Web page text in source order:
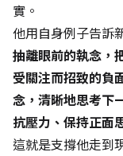
實。
他用自身例子告訴
抽離眼前的執念，
受關注而招致的負
念，清晰地思考下
抗壓力、保持正面
這就是支撐他走到